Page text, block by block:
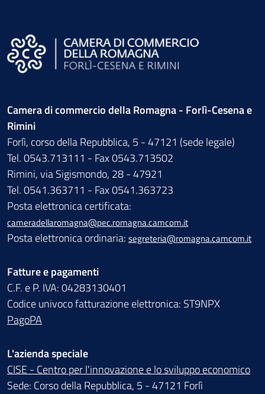
Camera di commercio della Romagna - Forlì-Cesena e
Rimini
Forlì, corso della Repubblica, 5 - 47121 (sede legale)
Tel. 0543.713111 - Fax 0543.713502
Rimini, via Sigismondo, 28 - 47921
Tel. 0541.363711 - Fax 0541.363723
Posta elettronica certificata:
cameradellaromagna@pec.romagna.camcom.it
Posta elettronica ordinaria: segreteria@romagna.camcom.it
Fatture e pagamenti
C.F. e P. IVA: 04283130401
Codice univoco fatturazione elettronica: ST9NPX
PagoPA
L'azienda speciale
CISE - Centro per l'innovazione e lo sviluppo economico
Sede: Corso della Repubblica, 5 - 47121 Forlì